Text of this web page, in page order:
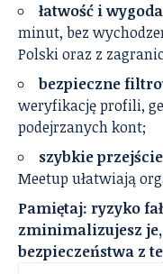
łatwość i wygoda
minut, bez
Polski oraz z
bezpieczne
weryfikację profili,
podejrzanych kont;
szybkie
Meetup ułatwiają
Pamiętaj: ryzyko
zminimalizujesz je,
bezpieczeństwa z